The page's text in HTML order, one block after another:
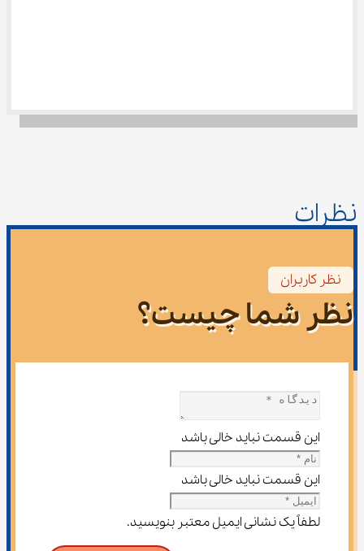
نظرات
نظر کاربران
نظر شما چیست؟
این قسمت نباید خالی باشد
این قسمت نباید خالی باشد
لطفاً یک نشانی ایمیل معتبر بنویسید.